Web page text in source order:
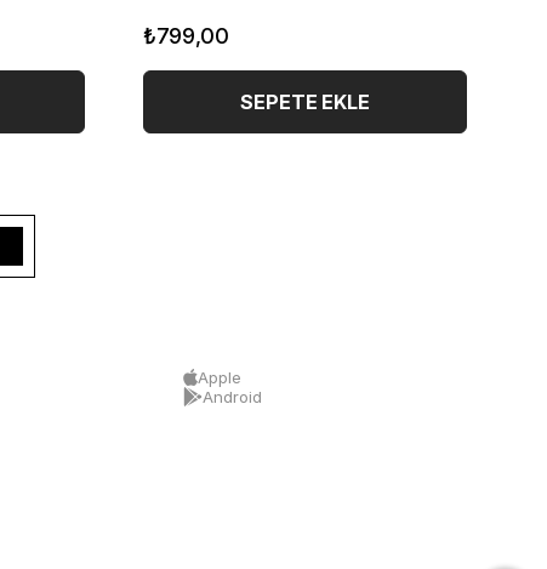
₺799,00
SEPETE EKLE
Apple
Android